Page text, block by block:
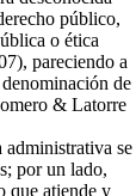
público,
o ética
pareciendo a
de
& Latorre
se
por un lado,
que atiende y